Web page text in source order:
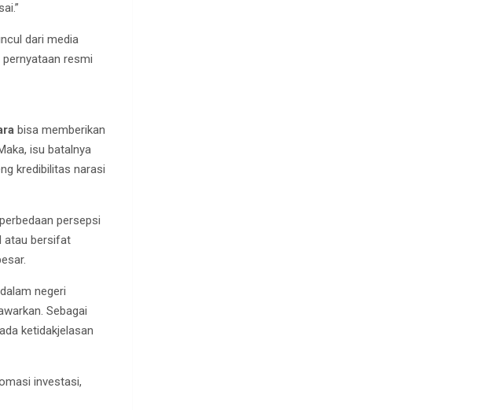
dari media
resmi
bisa memberikan
isu batalnya
kredibilitas narasi
persepsi
atau bersifat
negeri
Sebagai
ketidakjelasan
investasi,